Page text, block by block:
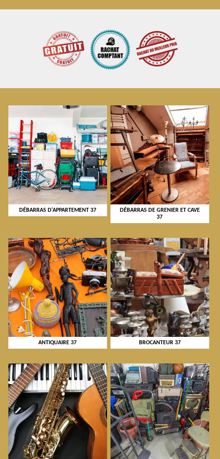
DÉBARRAS D'APPARTEMENT 37
DÉBARRAS DE GRENIER ET CAVE
37
ANTIQUAIRE 37 BROCANTEUR 37